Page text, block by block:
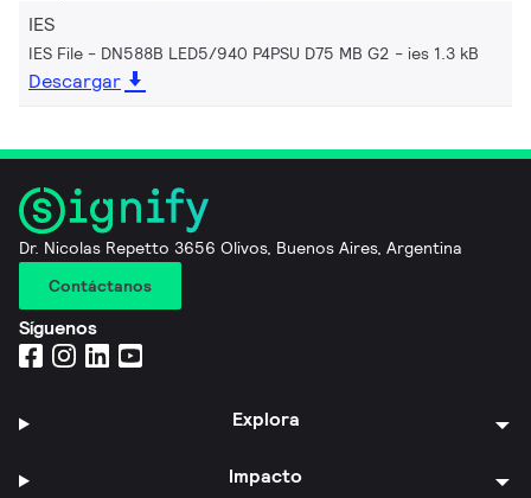
IES
IES File - DN588B LED5/940 P4PSU D75 MB G2 ies 1.3 kB
Descargar
Dr. Nicolas Repetto 3656 Olivos, Buenos Aires, Argentina
Contáctanos
Síguenos
Explora
Impacto